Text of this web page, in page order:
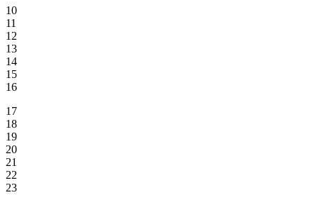
10
11
12
13
14
15
16
17
18
19
20
21
22
23